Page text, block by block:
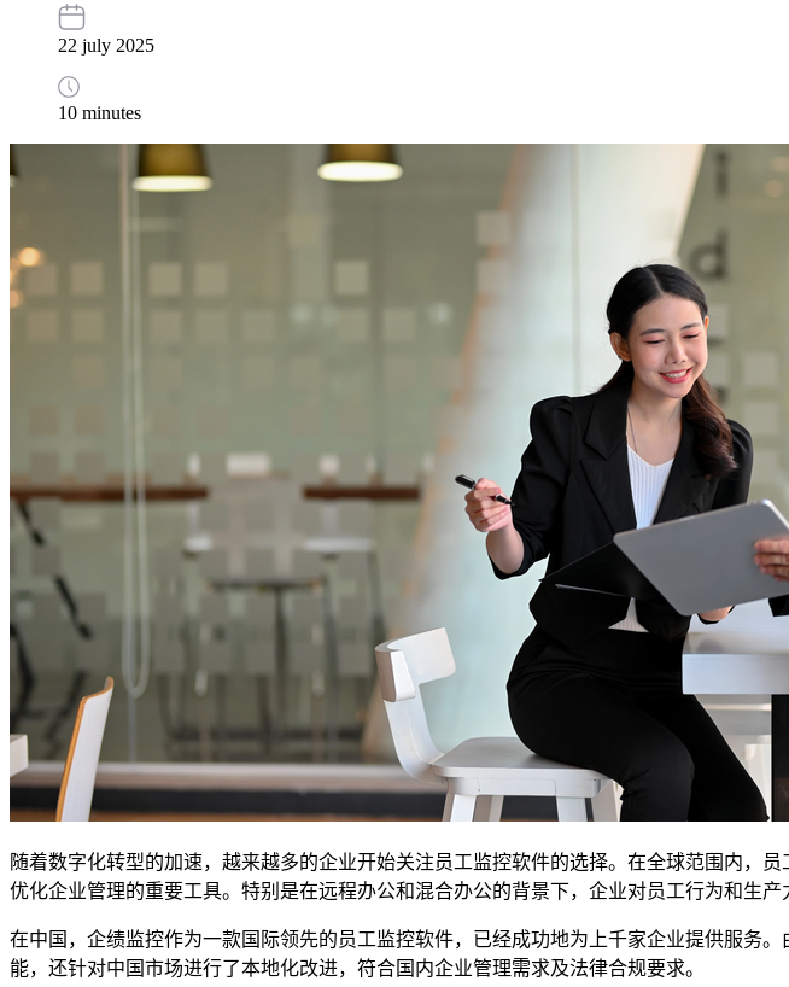
22 july 2025
10 minutes
随着数字化转型的加速，越来越多的企业开始关注员工监控软件的选择。在全球范围内，
优化企业管理的重要工具。特别是在远程办公和混合办公的背景下，企业对员工行为和生产
在中国，企绩监控作为一款国际领先的员工监控软件，已经成功地为上千家企业提供服务
能，还针对中国市场进行了本地化改进，符合国内企业管理需求及法律合规要求。